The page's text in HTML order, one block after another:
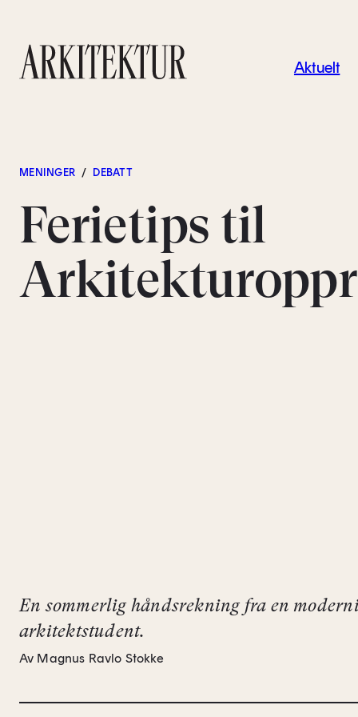
Aktuelt
MENINGER / DEBATT
Ferietips til
En sommerlig håndsrekning fra en
arkitektstudent.
Av Magnus Ravlo Stokke